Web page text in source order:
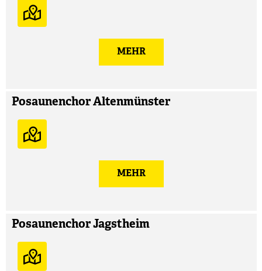
MEHR
Posaunenchor Altenmünster
MEHR
Posaunenchor Jagstheim